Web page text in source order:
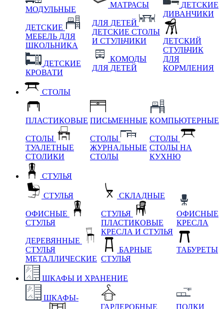
МОДУЛЬНЫЕ
ДЕТСКИЕ
МЕБЕЛЬ ДЛЯ
ШКОЛЬНИКА
ДЕТСКИЕ
КРОВАТИ
МАТРАСЫ
ДЛЯ ДЕТЕЙ
ДЕТСКИЕ СТОЛЫ
И СТУЛЬЧИКИ
КОМОДЫ
ДЛЯ ДЕТЕЙ
ДЕТСКИЕ
ДИВАНЧИКИ
ДЕТСКИЙ
СТУЛЬЧИК
ДЛЯ
КОРМЛЕНИЯ
СТОЛЫ
ПЛАСТИКОВЫЕ
СТОЛЫ
ТУАЛЕТНЫЕ
СТОЛИКИ
ПИСЬМЕННЫЕ
СТОЛЫ
ЖУРНАЛЬНЫЕ
СТОЛЫ
КОМПЬЮТЕРНЫЕ
СТОЛЫ
СТОЛЫ НА
КУХНЮ
СТУЛЬЯ
СТУЛЬЯ
ОФИСНЫЕ
СТУЛЬЯ
ДЕРЕВЯННЫЕ
СТУЛЬЯ
МЕТАЛЛИЧЕСКИЕ
СКЛАДНЫЕ
СТУЛЬЯ
ПЛАСТИКОВЫЕ
КРЕСЛА И СТУЛЬЯ
БАРНЫЕ
СТУЛЬЯ
ОФИСНЫЕ
КРЕСЛА
ТАБУРЕТЫ
ШКАФЫ И ХРАНЕНИЕ
ШКАФЫ-
ГАРДЕРОБНЫЕ
ПОЛКИ